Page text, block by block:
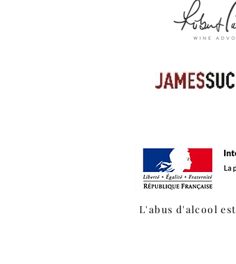
L'abus d'alcool est